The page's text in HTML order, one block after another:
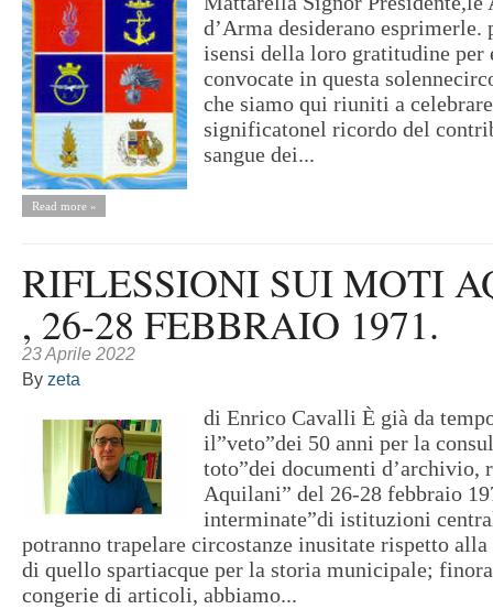
d’Arma desiderano
isensi della loro gratitudine per
convocate in questa
che siamo qui riuniti a
significatonel ricordo del
sangue dei...
Read more »
RIFLESSIONI SUI MOTI
, 26-28 FEBBRAIO 1971.
23 Aprile 2022
By zeta
di Enrico Cavalli È già da
il”veto”dei 50 anni per la
toto”dei documenti
Aquilani” del 26-28 febbraio
interminate”di istituzioni
potranno trapelare circostanze inusitate rispetto
di quello spartiacque per la storia municipale;
congerie di articoli, abbiamo...